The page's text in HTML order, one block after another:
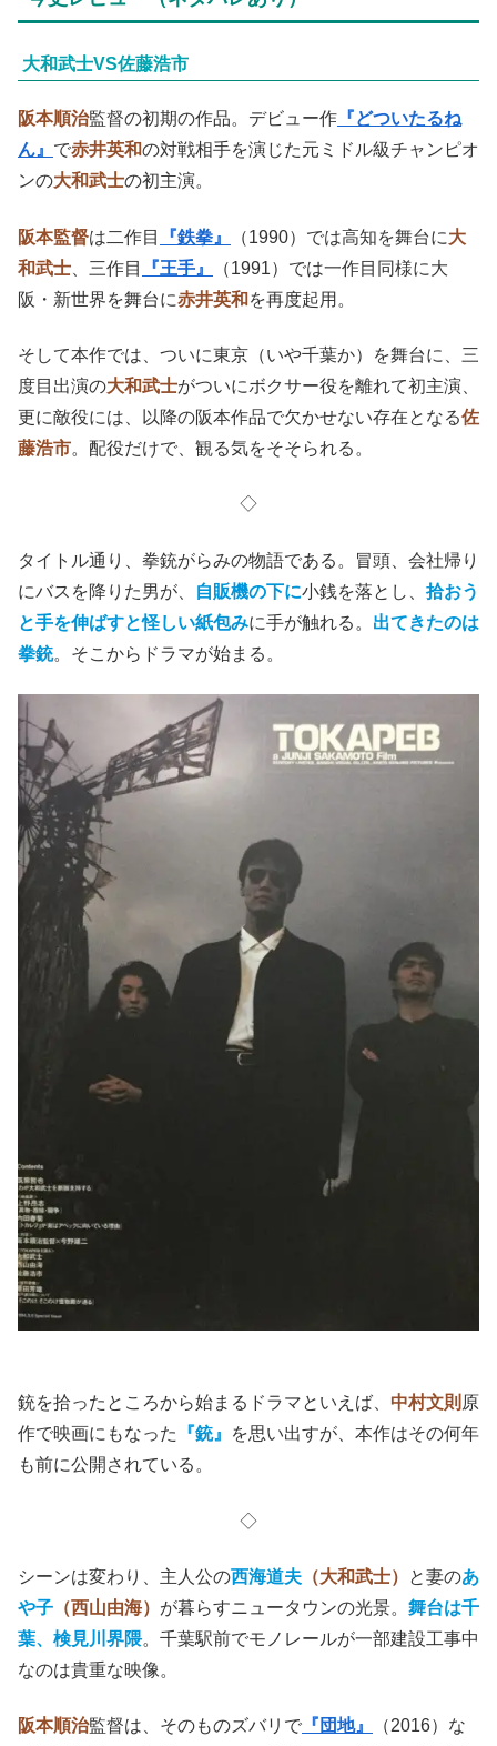
大和武士VS佐藤浩市
阪本順治監督の初期の作品。デビュー作 『どついたるね
ん』 で赤井英和の対戦相手を演じた元ミドル級チャンピオ
ンの大和武士の初主演。
阪本監督は二作目 『鉄拳』 （1990）では高知を舞台に大
和武士 、三作目 『王手』
（1991）では一作目同様に大
阪・新世界を舞台に赤井英和 を再度起用。
そして本作では、ついに東京（いや千葉か）を舞台に、三
度目出演の大和武士がついにボクサー役を離れて初主演、
更に敵役には、以降の阪本作品で欠かせない存在となる佐
藤浩市。配役だけで、観る気をそそられる。
◇
タイトル通り、拳銃がらみの物語である。冒頭、会社帰り
にバスを降りた男が、
自販機の下に小銭を落とし、 拾おう
と手を伸ばすと怪しい紙包みに手が触れる。 出てきたのは
拳銃。そこからドラマが始まる。
銃を拾ったところから始まるドラマといえば、 中村文則 原
作で映画にもなった
『銃』
を思い出すが、本作はその何年
も前に公開されている。
◇
シーンは変わり、主人公の西海道夫 （大和武士） と妻のあ
や子 （西山由海） が暮らすニュータウンの光景。 舞台は千
葉、検見川界隈。千葉駅前でモノレールが一部建設工事中
なのは貴重な映像。
阪本順治監督は、そのものズバリで 『団地』
（2016）な